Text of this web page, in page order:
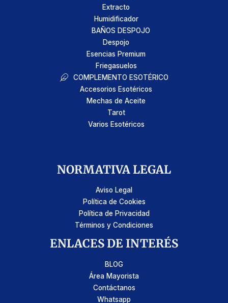
Extracto
Humidificador
BAÑOS DESPOJO
Despojo
Esencias Premium
Friegasuelos
COMPLEMENTO ESOTÉRICO
Accesorios Esotéricos
Mechas de Aceite
Tarot
Varios Esotéricos
NORMATIVA LEGAL
Aviso Legal
Política de Cookies
Política de Privacidad
Términos y Condiciones
ENLACES DE INTERÉS
BLOG
Área Mayorista
Contáctanos
Whatsapp